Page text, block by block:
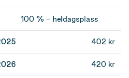
100 % - heldagsplass
402 kr
420 kr